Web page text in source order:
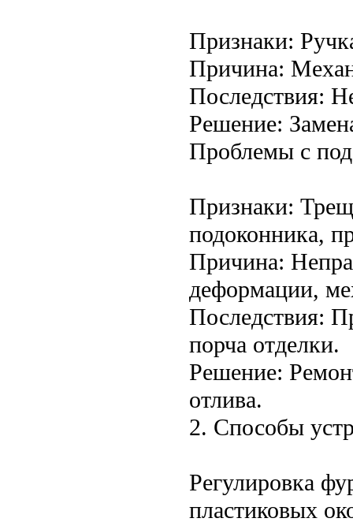
Признаки:
Причина:
Последствия:
Решение:
Проблемы с
Признаки:
подоконника,
Причина:
деформации,
Последствия:
порча отделки.
Решение:
отлива.
2. Способы
Регулировка
пластиковых